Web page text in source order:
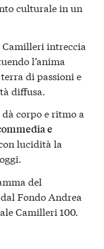
culturale in un
, Camilleri intreccia
l’anima
di passioni e
diffusa.
dà corpo e ritmo a
e
lucidità la
del
Fondo Andrea
Camilleri 100.